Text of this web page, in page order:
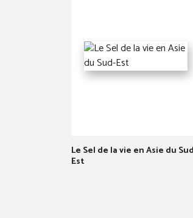
Le Sel de la vie en Asie du
Est